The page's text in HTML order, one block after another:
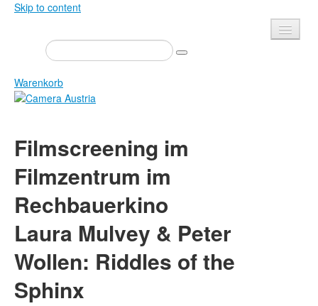
Skip to content
Presse
Veranstaltungen
Newsletter
Über uns
Ausschreibungen
Shop
Warenkorb
Zeitschrift
Ausstellungen
Bücher
Bibliothek
Camera Austria Preis
Fotoarchiv Pierre Bourdieu
Filmscreening im
Filmzentrum im
Rechbauerkino
Laura Mulvey & Peter
Wollen: Riddles of the
Sphinx